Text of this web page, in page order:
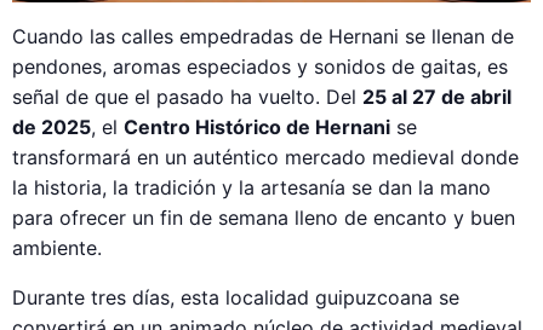
Cuando las calles empedradas de Hernani se llenan de
pendones, aromas especiados y sonidos de gaitas, es
señal de que el pasado ha vuelto. Del 25 al 27 de abril
de 2025, el Centro Histórico de Hernani se
transformará en un auténtico mercado medieval donde
la historia, la tradición y la artesanía se dan la mano
para ofrecer un fin de semana lleno de encanto y buen
ambiente.
Durante tres días, esta localidad guipuzcoana se